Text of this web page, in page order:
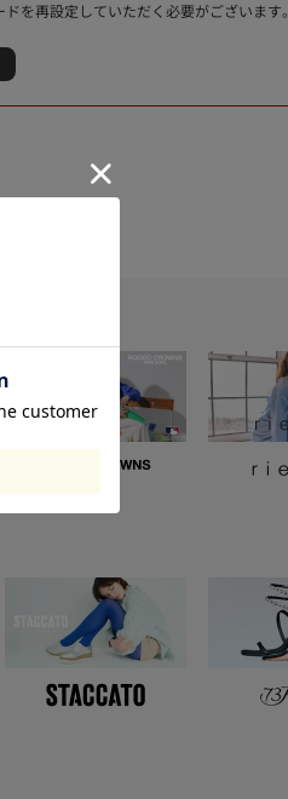
を再設定していただく必要がございます。